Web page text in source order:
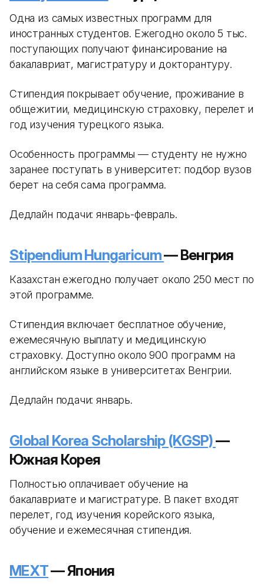
Одна из самых известных программ для
иностранных студентов. Ежегодно около 5 тыс.
поступающих получают финансирование на
бакалавриат, магистратуру и докторантуру.
Стипендия покрывает обучение, проживание в
общежитии, медицинскую страховку, перелет и
год изучения турецкого языка.
Особенность программы — студенту не нужно
заранее поступать в университет: подбор вузов
берет на себя сама программа.
Дедлайн подачи: январь-февраль.
Stipendium Hungaricum— Венгрия
Казахстан ежегодно получает около 250 мест по
этой программе.
Стипендия включает бесплатное обучение,
ежемесячную выплату и медицинскую
страховку. Доступно около 900 программ на
английском языке в университетах Венгрии.
Дедлайн подачи: январь.
Global Korea Scholarship (KGSP)—
Южная Корея
Полностью оплачивает обучение на
бакалавриате и магистратуре. В пакет входят
перелет, год изучения корейского языка,
обучение и ежемесячная стипендия.
MEXT— Япония